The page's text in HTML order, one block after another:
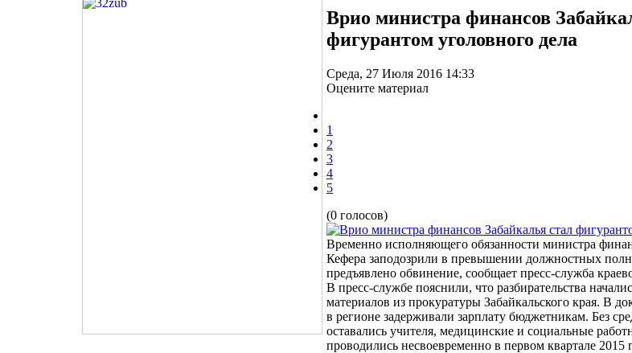
Врио министра финансов
фигурантом уголовного дела
Среда, 27 Июля 2016 14:33
Оцените материал
1
2
3
4
5
(0 голосов)
Временно исполняющего обязанности министра
Кефера заподозрили в превышении должностных
предъявлено обвинение, сообщает пресс-служба
В пресс-службе пояснили, что разбирательства
материалов из прокуратуры Забайкальского края. В
в регионе задерживали зарплату бюджетникам. Без
оставались учителя, медицинские и социальные
проводились несвоевременно в первом квартале 2015